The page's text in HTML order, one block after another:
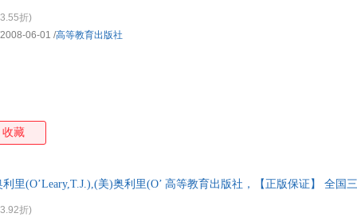
折)
06-01 /高等教育出版社
收藏
里(O’Leary,T.J.),(美)奥利里(O’ 高等教育出版社，【正版保证】 全国
折)